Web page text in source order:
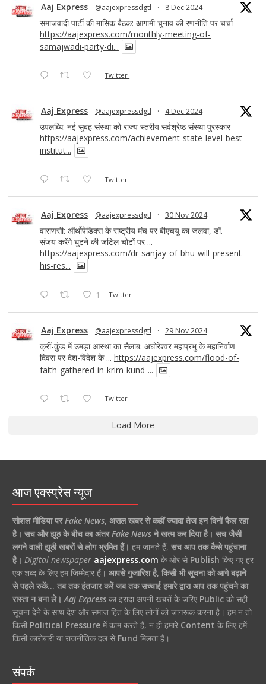
Aaj Express @aajexpressdgtl · 8 Dec 2024
समाजवादी पार्टी की मासिक बैठक: आगामी चुनाव की रणनीति पर चर्चा
https://aajexpress.com/monthly-meeting-of-
samajwadi-party-di...
Twitter
Aaj Express @aajexpressdgtl · 4 Dec 2024
उपलब्धि: नई सुबह संस्था को राज्य स्तरीय सर्वश्रेष्ठ संस्था पुरस्कार
https://aajexpress.com/achievement-state-level-best-
institut...
Twitter
Aaj Express @aajexpressdgtl · 30 Nov 2024
वाराणसी: ऑर्थोपेडिक्स के राष्ट्रीय मंच पर बीएचयू का जलवा, डॉ.
संजय करेंगे घुटने की जटिल चोटों पर ...
https://aajexpress.com/dr-sanjay-of-bhu-will-present-
his-res...
1 Twitter
Aaj Express @aajexpressdgtl · 29 Nov 2024
क्रीं-कुंड में उमड़ा आस्था का सैलाब: अघोरेश्वर महाप्रभु के महानिर्वाण
दिवस पर देश-विदेश के ... https://aajexpress.com/flood-of-
faith-gathered-in-krim-kund-...
Twitter
Load More
आज एक्स्प्रेस न्यूज
सोशल मीडिया परFake News, असल खबर से कहीं ज्यादा तेज इन दिनों फैल रहा
है। सच और झूठ के बीच का अंतरFake Newsने खत्म कर दिया है। सच जैसी
लगने वाली झूठी खबरों से लोग भ्रमित हैं। हम जानते हैं, सच आप तक कैसे पहुंचाना
है। Digital newspaper aajexpress.com के ओर से Publish किए गए हर
एक शब्द के लिए हम जिम्मेदार हैं। आपसे गुजारिश है, किसी भी सूचना को आगे बढ़ाने
से पहले रुकें… तब तक इंतजार करें जब तक सच्चाई हमारे द्वारा आप तक पहुंचने का
रास्ता न बना ले। Aaj Expressका इरादा अपनी खबरों के जरिए Publicको सही
सूचना देने के साथ देश और समाज हित के लिए लोगों को जागरूक करना है। हम न तो
किसी Political Pressureमें काम करते हैं, न ही हमारे Content के लिए हमें
किसी कारोबारी या राजनीतिक दल से Fund मिलता है।
संपर्क